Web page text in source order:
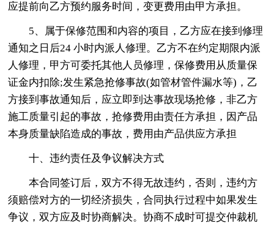
应提前向乙方预约服务时间，变更费用由甲方承担。
5、属于保修范围和内容的项目，乙方应在接到修理
通知之日后24 小时内派人修理。乙方不在约定期限内派
人修理，甲方可委托其他人员修理，保修费用从质量保
证金内扣除;发生紧急抢修事故(如管材管件漏水等)，乙
方接到事故通知后，应立即到达事故现场抢修，非乙方
施工质量引起的事故，抢修费用由责任方承担，因产品
本身质量缺陷造成的事故，费用由产品供应方承担
十、违约责任及争议解决方式
本合同签订后，双方不得无故违约，否则，违约方
须赔偿对方的一切经济损失，合同执行过程中如果发生
争议，双方应及时协商解决。协商不成时可提交仲裁机